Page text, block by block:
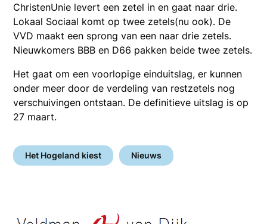
ChristenUnie levert een zetel in en gaat naar drie.
Lokaal Sociaal komt op twee zetels(nu ook). De
VVD maakt een sprong van een naar drie zetels.
Nieuwkomers BBB en D66 pakken beide twee zetels.
Het gaat om een voorlopige einduitslag, er kunnen
onder meer door de verdeling van restzetels nog
verschuivingen ontstaan. De definitieve uitslag is op
27 maart.
Het Hogeland kiest Nieuws